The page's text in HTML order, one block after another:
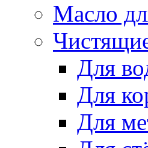
Масло
Для
Для
Для